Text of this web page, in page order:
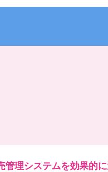
管理システムを効果的に